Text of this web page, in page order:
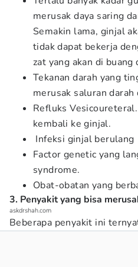
merusak daya saring
Semakin lama, ginjal
tidak dapat bekerja
zat yang akan di buang
Tekanan darah yang
merusak saluran
Refluks
kembali ke ginjal.
Infeksi ginjal berulang
Factor genetic yang
syndrome.
Obat-obatan yang
3. Penyakit yang bisa
askdrshah.com
Beberapa penyakit ini